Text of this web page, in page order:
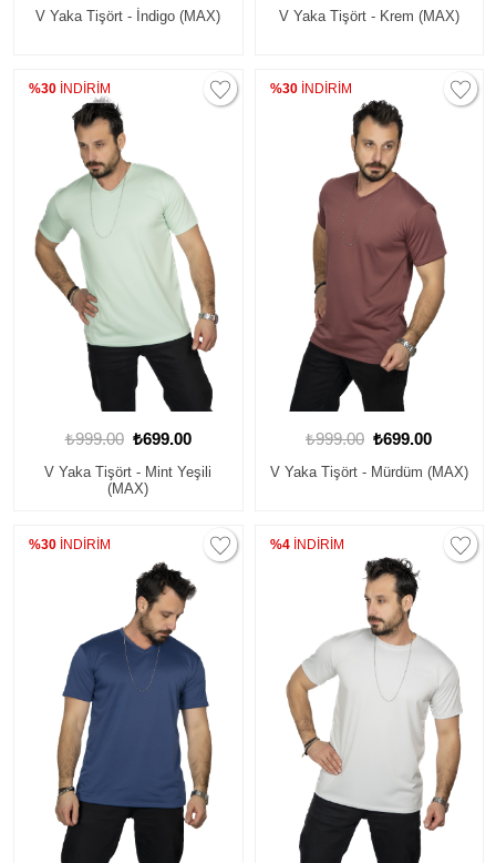
V Yaka Tişört - İndigo (MAX) V Yaka Tişört - Krem (MAX)
%30 İNDİRİM
₺999.00 ₺699.00
V Yaka Tişört - Mint Yeşili
(MAX)
%30İNDİRİM
₺999.00 ₺699.00
V Yaka Tişört - Mürdüm (MAX)
%30 İNDİRİM %4İNDİRİM